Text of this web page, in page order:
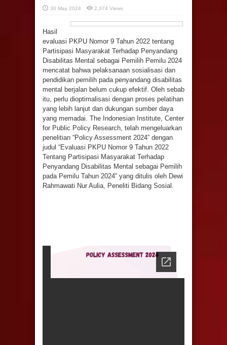
30 May 2024 2,374 Views
Hasil
evaluasi PKPU Nomor 9 Tahun 2022 tentang
Partisipasi Masyarakat Terhadap Penyandang
Disabilitas Mental sebagai Pemilih Pemilu 2024
mencatat bahwa pelaksanaan sosialisasi dan
pendidikan pemilih pada penyandang disabilitas
mental berjalan belum cukup efektif. Oleh sebab
itu, perlu dioptimalisasi dengan proses pelatihan
yang lebih lanjut dan dukungan sumber daya
yang memadai. The Indonesian Institute, Center
for Public Policy Research, telah mengeluarkan
penelitian “Policy Assessment 2024” dengan
judul “Evaluasi PKPU Nomor 9 Tahun 2022
Tentang Partisipasi Masyarakat Terhadap
Penyandang Disabilitas Mental sebagai Pemilih
pada Pemilu Tahun 2024” yang ditulis oleh Dewi
Rahmawati Nur Aulia, Peneliti Bidang Sosial.